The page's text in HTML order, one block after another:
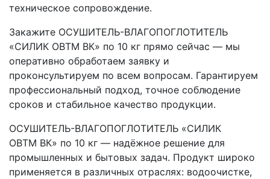
техническое сопровождение.
Закажите ОСУШИТЕЛЬ-ВЛАГОПОГЛОТИТЕЛЬ
«СИЛИК ОВТМ ВК» по 10 кг прямо сейчас — мы
оперативно обработаем заявку и
проконсультируем по всем вопросам. Гарантируем
профессиональный подход, точное соблюдение
сроков и стабильное качество продукции.
ОСУШИТЕЛЬ-ВЛАГОПОГЛОТИТЕЛЬ «СИЛИК
ОВТМ ВК» по 10 кг — надёжное решение для
промышленных и бытовых задач. Продукт широко
применяется в различных отраслях: водоочистке,